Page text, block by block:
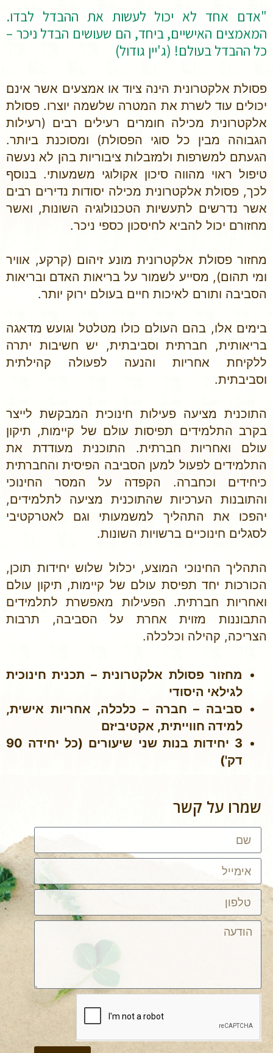
"אדם אחד לא יכול לעשות את ההבדל לבדו.
המאמצים האישיים, ביחד, הם שעושים הבדל ניכר –
כל ההבדל בעולם! (ג'יין גודול)
פסולת אלקטרונית הינה ציוד או אמצעים אשר אינם
יכולים עוד לשרת את המטרה שלשמה יוצרו. פסולת
אלקטרונית מכילה חומרים רעילים רבים (רעילות
הגבוהה מבין כל סוגי הפסולת) ומסוכנת ביותר.
הגעתם למשרפות ולמזבלות ציבוריות בהן לא נעשה
טיפול ראוי מהווה סיכון אקולוגי משמעותי. בנוסף
לכך, פסולת אלקטרונית מכילה יסודות נדירים רבים
אשר נדרשים לתעשיות הטכנולוגיה השונות, ואשר
מחזורם יכול להביא לחיסכון כספי ניכר.
מחזור פסולת אלקטרונית מונע זיהום (קרקע, אוויר
ומי תהום), מסייע לשמור על בריאות האדם ובריאות
הסביבה ותורם לאיכות חיים בעולם ירוק יותר.
בימים אלו, בהם העולם כולו מטלטל וגועש מדאגה
בריאותית, חברתית וסביבתית, יש חשיבות יתרה
ללקיחת אחריות והנעה לפעולה קהילתית
וסביבתית.
התוכנית מציעה פעילות חינוכית המבקשת לייצר
בקרב התלמידים תפיסות עולם של קיימות, תיקון
עולם ואחריות חברתית. התוכנית מעודדת את
התלמידים לפעול למען הסביבה הפיסית והחברתית
כיחידים וכחברה. הקפדה על המסר החינוכי
והתובנות הערכיות שהתוכנית מציעה לתלמידים,
יהפכו את התהליך למשמעותי וגם לאטרקטיבי
לסגלים חינוכיים ברשויות השונות.
התהליך החינוכי המוצע, יכלול שלוש יחידות תוכן,
הכורכות יחד תפיסת עולם של קיימות, תיקון עולם
ואחריות חברתית. הפעילות מאפשרת לתלמידים
התבוננות מזוית אחרת על הסביבה, תרבות
הצריכה, קהילה וכלכלה.
מחזור פסולת אלקטרונית – תכנית חינוכית
לגילאי היסודי
סביבה – חברה – כלכלה, אחריות אישית,
למידה חווייתית, אקטיביזם
3 יחידות בנות שני שיעורים (כל יחידה 90
דק')
שמרו על קשר